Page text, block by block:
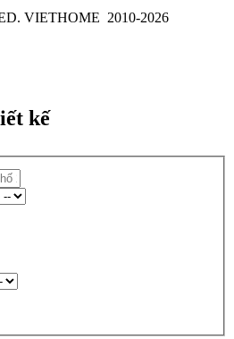
VIETHOME 2010-2026
kế